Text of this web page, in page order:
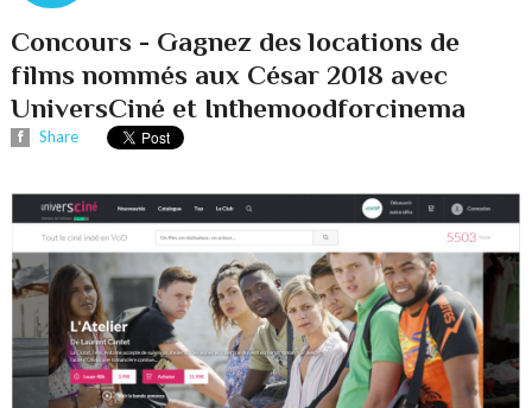
Concours - Gagnez des locations de
films nommés aux César 2018 avec
UniversCiné et Inthemoodforcinema
Share